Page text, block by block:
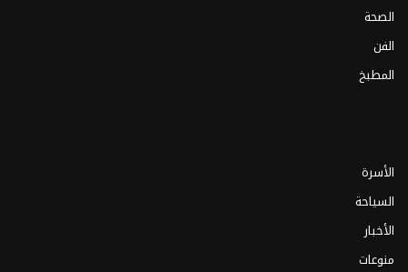
الصحة
الفن
المطبخ
الأسرة
السياحة
الأخبار
منوعات